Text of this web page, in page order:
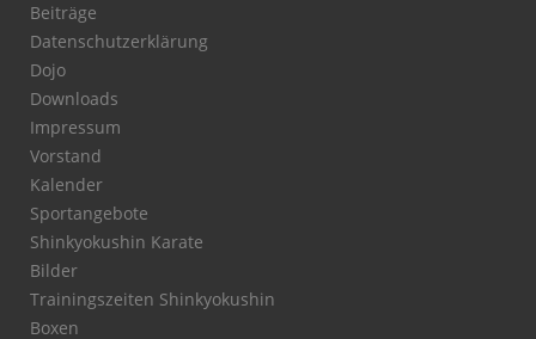
Beiträge
Datenschutzerklärung
Dojo
Downloads
Impressum
Vorstand
Kalender
Sportangebote
Shinkyokushin Karate
Bilder
Trainingszeiten Shinkyokushin
Boxen